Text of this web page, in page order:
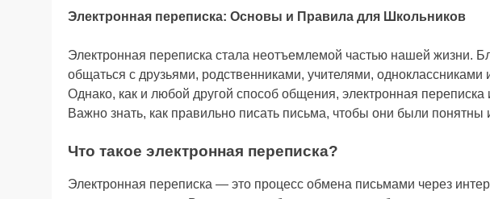
Электронная переписка: Основы и Правила для Школьников
Электронная переписка стала неотъемлемой частью нашей жизни.
общаться с друзьями, родственниками, учителями, одноклассниками
Однако, как и любой другой способ общения, электронная
Важно знать, как правильно писать письма, чтобы они были
Что такое электронная переписка?
Электронная переписка — это процесс обмена письмами через